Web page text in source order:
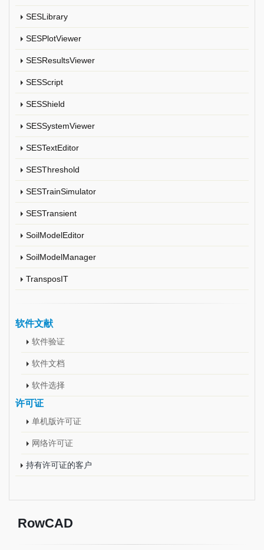
SESLibrary
SESPlotViewer
SESResultsViewer
SESScript
SESShield
SESSystemViewer
SESTextEditor
SESThreshold
SESTrainSimulator
SESTransient
SoilModelEditor
SoilModelManager
TransposIT
软件文献
软件验证
软件文档
软件选择
许可证
单机版许可证
网络许可证
持有许可证的客户
RowCAD